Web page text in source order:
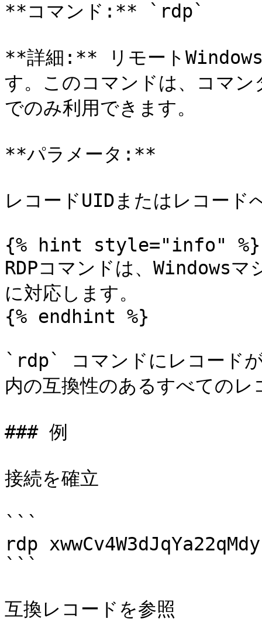
**コマンド:** `rdp`
**詳細:** リモートWindows
す。このコマンドは、コマ
でのみ利用できます。
**パラメータ:**
レコードUIDまたはレコード
{% hint style="info" %}
RDPコマンドは、Windows
に対応します。
{% endhint %}
`rdp` コマンドにレコード
内の互換性のあるすべての
### 例
接続を確立
```
rdp
```
互換レコードを参照